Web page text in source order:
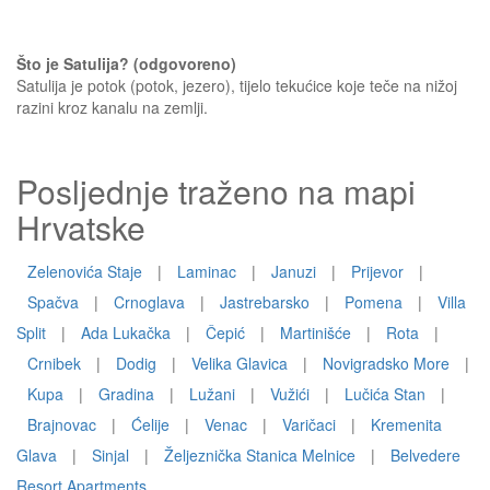
Što je Satulija? (odgovoreno)
Satulija je potok (potok, jezero), tijelo tekućice koje teče na nižoj
razini kroz kanalu na zemlji.
Posljednje traženo na mapi
Hrvatske
Zelenovića Staje | Laminac | Januzi | Prijevor
|
Spačva
| Crnoglava | Jastrebarsko | Pomena |
Villa
Split
| Ada Lukačka | Čepić | Martinišće | Rota
|
Crnibek
| Dodig | Velika Glavica | Novigradsko More
|
Kupa
| Gradina | Lužani | Vužići | Lučića Stan
|
Brajnovac
| Ćelije | Venac | Varičaci |
Kremenita
Glava
| Sinjal | Željeznička Stanica Melnice |
Belvedere
Resort Apartments